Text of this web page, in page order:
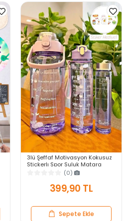
3lü Şeffaf Motivasyon Kokusuz
Stickerlı Spor Suluk Matara
Pipetli Taşınabilir Su Şişesi Soft
(0)
399,90 TL
Sepete Ekle